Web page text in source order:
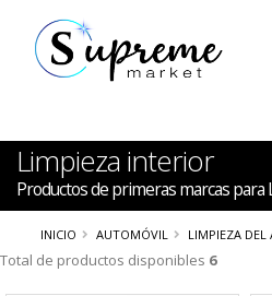
Limpieza interior
Productos de primeras marcas
INICIO AUTOMÓVIL LIMPIEZA
Total de productos disponibles 6